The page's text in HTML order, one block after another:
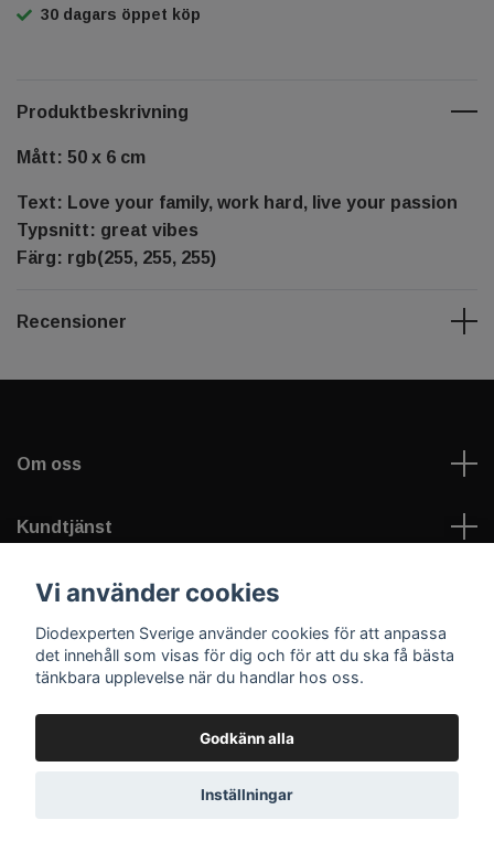
30 dagars öppet köp
Produktbeskrivning
Mått: 50 x 6 cm
Text: Love your family, work hard, live your passion
Typsnitt: great vibes
Färg: rgb(255, 255, 255)
Recensioner
Om oss
Kundtjänst
Information
Sociala medier
© 2026 Diodexperten Sverige
Vi använder cookies
Diodexperten Sverige använder cookies för att anpassa
det innehåll som visas för dig och för att du ska få bästa
tänkbara upplevelse när du handlar hos oss.
Godkänn alla
Inställningar